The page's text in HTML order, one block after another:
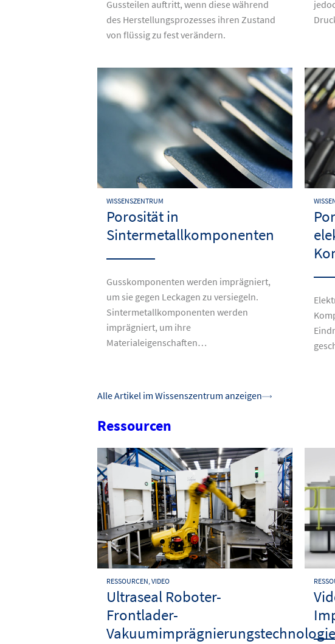
Gussteilen auftritt, wenn diese während
des Herstellungsprozesses ihren Zustand
von flüssig zu fest verändern.
WISSENSZENTRUM
Porosität in
Sintermetallkomponenten
Gusskomponenten werden imprägniert,
um sie gegen Leckagen zu versiegeln.
Sintermetallkomponenten werden
imprägniert, um ihre
Materialeigenschaften…
Alle Artikel im Wissenszentrum anzeigen
Ressourcen
RESSOURCEN, VIDEO
Ultraseal Roboter-
Frontlader-
Vakuumimprägnierungstechnologie